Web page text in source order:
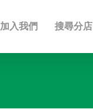
加入我們 搜尋分店